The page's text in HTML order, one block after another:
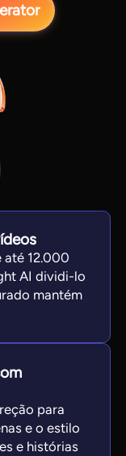
12.000
AI dividi-lo
mantém
para
e o estilo
e histórias